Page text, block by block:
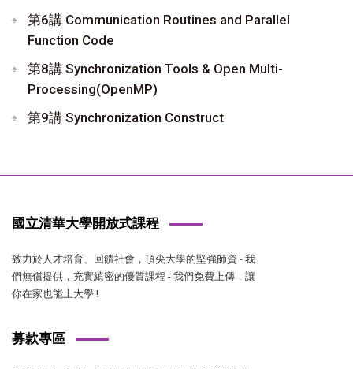
第6講 Communication Routines and Parallel
Function Code
第8講 Synchronization Tools & Open Multi-
Processing(OpenMP)
第9講 Synchronization Construct
國立清華大學開放式課程
致力於人才培育、回饋社會，頂尖大學的堅強師資 - 我
們無償提供，充實縝密的優質課程 - 我們免費上傳，讓
你在家也能上大學 !
募款專區